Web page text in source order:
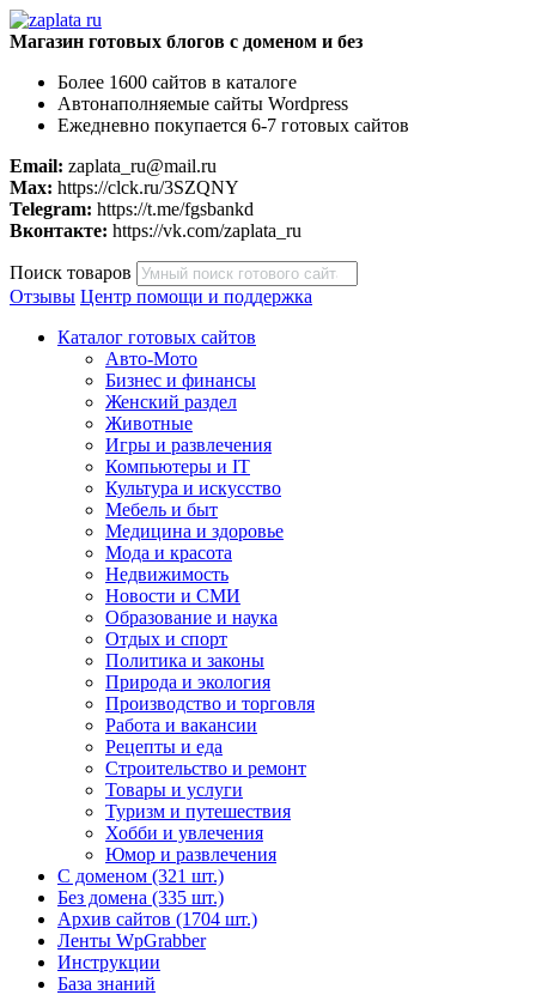
Магазин готовых блогов с доменом и без
Более 1600 сайтов в каталоге
Автонаполняемые сайты Wordpress
Ежедневно покупается 6-7 готовых сайтов
Email: zaplata_ru@mail.ru
Max: https://clck.ru/3SZQNY
Telegram: https://t.me/fgsbankd
Вконтакте: https://vk.com/zaplata_ru
Поиск товаров
Отзывы Центр помощи и поддержка
Каталог готовых сайтов
Авто-Мото
Бизнес и финансы
Женский раздел
Животные
Игры и развлечения
Компьютеры и IT
Культура и искусство
Мебель и быт
Медицина и здоровье
Мода и красота
Недвижимость
Новости и СМИ
Образование и наука
Отдых и спорт
Политика и законы
Природа и экология
Производство и торговля
Работа и вакансии
Рецепты и еда
Строительство и ремонт
Товары и услуги
Туризм и путешествия
Хобби и увлечения
Юмор и развлечения
С доменом (321 шт.)
Без домена (335 шт.)
Архив сайтов (1704 шт.)
Ленты WpGrabber
Инструкции
База знаний